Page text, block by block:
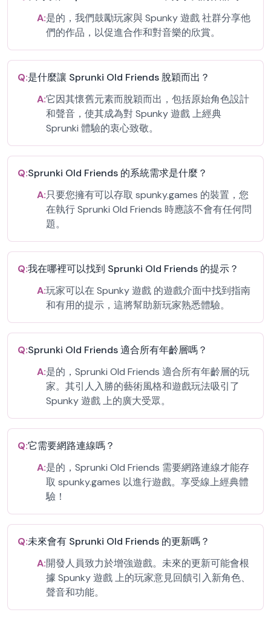
A:是的，我們鼓勵玩家與 Spunky 遊戲 社群分享他
們的作品，以促進合作和對音樂的欣賞。
Q:是什麼讓 Sprunki Old Friends 脫穎而出？
A:它因其懷舊元素而脫穎而出，包括原始角色設計
和聲音，使其成為對 Spunky 遊戲 上經典
Sprunki 體驗的衷心致敬。
Q:Sprunki Old Friends 的系統需求是什麼？
A:只要您擁有可以存取 spunky.games 的裝置，您
在執行 Sprunki Old Friends 時應該不會有任何問
題。
Q:我在哪裡可以找到 Sprunki Old Friends 的提示？
A:玩家可以在 Spunky 遊戲 的遊戲介面中找到指南
和有用的提示，這將幫助新玩家熟悉體驗。
Q:Sprunki Old Friends 適合所有年齡層嗎？
A:是的，Sprunki Old Friends 適合所有年齡層的玩
家。其引人入勝的藝術風格和遊戲玩法吸引了
Spunky 遊戲 上的廣大受眾。
Q:它需要網路連線嗎？
A:是的，Sprunki Old Friends 需要網路連線才能存
取 spunky.games 以進行遊戲。享受線上經典體
驗！
Q:未來會有 Sprunki Old Friends 的更新嗎？
A:開發人員致力於增強遊戲。未來的更新可能會根
據 Spunky 遊戲 上的玩家意見回饋引入新角色、
聲音和功能。